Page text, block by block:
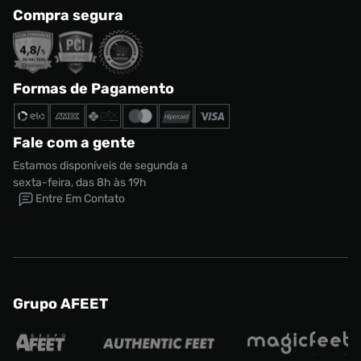
Compra segura
Formas de Pagamento
Fale com a gente
Estamos disponíveis de segunda a
sexta-feira, das 8h às 19h
Entre Em Contato
Grupo AFEET